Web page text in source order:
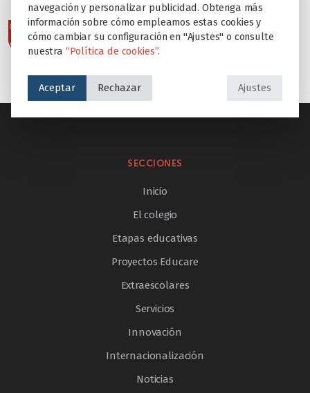
SECCIONES
Inicio
El colegio
Etapas educativas
Proyectos Educare
Extraescolares
Servicios
Innovación
Internacionalización
Noticias
navegación y personalizar publicidad. Obtenga más
información sobre cómo empleamos estas cookies y
cómo cambiar su configuración en "Ajustes" o consulte
nuestra “Política de cookies”.
Aceptar Rechazar Ajustes